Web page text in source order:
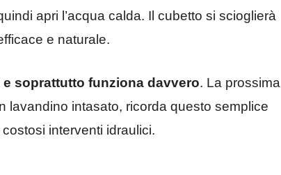
apri l’acqua calda. Il cubetto si scioglierà
e naturale.
soprattutto funziona davvero. La prossima
lavandino intasato, ricorda questo semplice
interventi idraulici.